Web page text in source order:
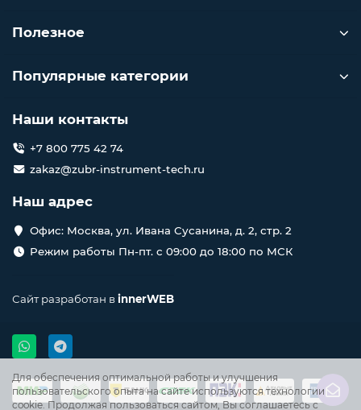
Для обеспечения оптимальной работы и улучшения
пользовательского опыта на сайте используются технологии
cookie. Продолжая пользоваться сайтом, Вы соглашаетесь с
Полезное
Популярные категории
Наши контакты
+7 800 775 42 74
zakaz@zubr-instrument-tech.ru
Наш адрес
Офис: Москва, ул. Ивана Сусанина, д. 2, стр. 2
Режим работы Пн-пт. с 09:00 до 18:00 по МСК
Сайт разработан вinnerWEB